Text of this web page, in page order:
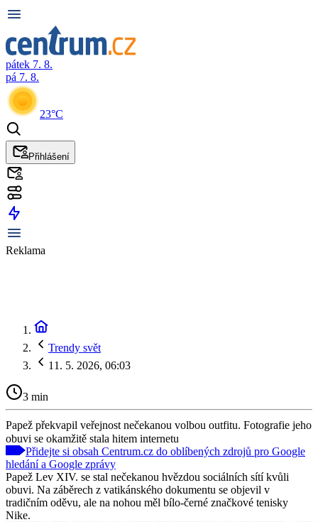
pátek 7. 8.
pá 7. 8.
23°C
Přihlášení
Reklama
Trendy svět
11. 5. 2026, 06:03
3 min
Papež překvapil veřejnost nečekanou volbou outfitu. Fotografie jeho
obuvi se okamžitě stala hitem internetu
Přidejte si obsah Centrum.cz do oblíbených zdrojů pro Google
hledání a Google zprávy
Papež Lev XIV. se stal nečekanou hvězdou sociálních sítí kvůli
obuvi. Na záběrech z vatikánského dokumentu se objevil v
tradičním oděvu, ale na nohou měl bílo-černé značkové tenisky
Nike.